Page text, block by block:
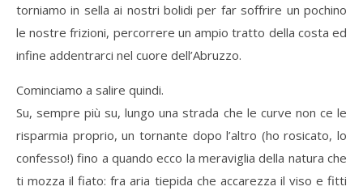
torniamo in sella ai nostri bolidi per far soffrire un pochino
le nostre frizioni, percorrere un ampio tratto della costa ed
infine addentrarci nel cuore dell’Abruzzo.
Cominciamo a salire quindi.
Su, sempre più su, lungo una strada che le curve non ce le
risparmia proprio, un tornante dopo l’altro (ho rosicato, lo
confesso!) fino a quando ecco la meraviglia della natura che
ti mozza il fiato: fra aria tiepida che accarezza il viso e fitti